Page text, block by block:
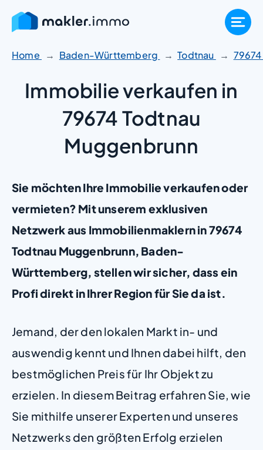
Zum
Inhalt
springen
Home Baden-Württemberg Todtnau 79674
Immobilie verkaufen in
79674 Todtnau
Muggenbrunn
Sie möchten Ihre Immobilie verkaufen oder
vermieten? Mit unserem exklusiven
Netzwerk aus Immobilienmaklern in 79674
Todtnau Muggenbrunn, Baden-
Württemberg, stellen wir sicher, dass ein
Profi direkt in Ihrer Region für Sie da ist.
Jemand, der den lokalen Markt in- und
auswendig kennt und Ihnen dabei hilft, den
bestmöglichen Preis für Ihr Objekt zu
erzielen. In diesem Beitrag erfahren Sie, wie
Sie mithilfe unserer Experten und unseres
Netzwerks den größten Erfolg erzielen